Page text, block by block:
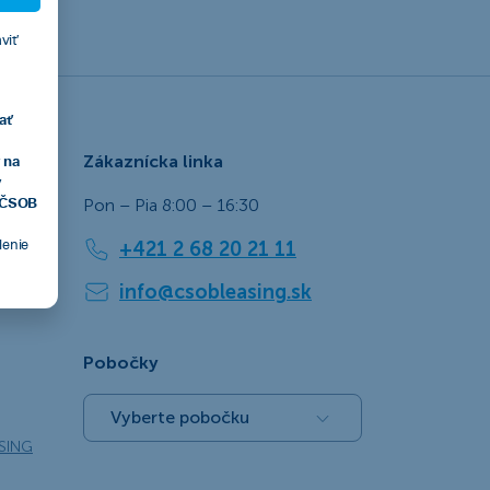
Zákaznícka linka
Pon – Pia 8:00 – 16:30
+421 2 68 20 21 11
info@csobleasing.sk
Pobočky
Vyberte pobočku